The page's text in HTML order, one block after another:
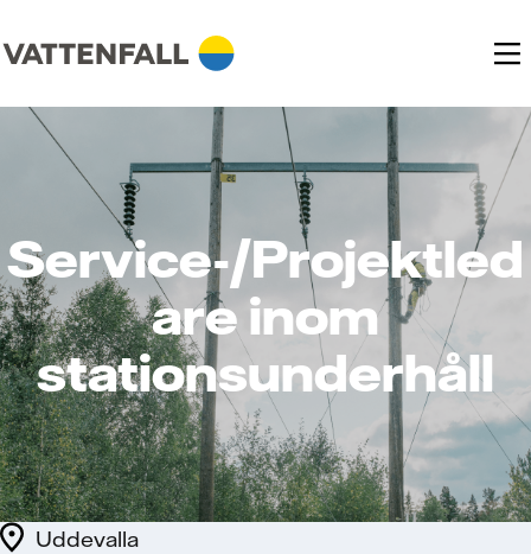
Service-/Projektled
are inom
stationsunderhåll
Uddevalla